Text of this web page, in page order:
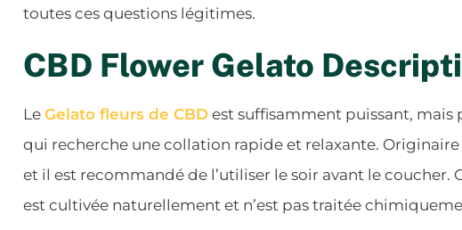
toutes ces questions légitimes.
CBD Flower Gelato
LeGelato fleurs de CBD est suffisamment puissant,
qui recherche une collation rapide et relaxante.
et il est recommandé de l’utiliser le soir avant le coucher.
est cultivée naturellement et n’est pas traitée